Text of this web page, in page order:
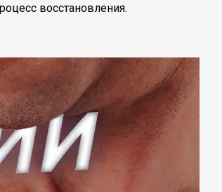
восстановления.